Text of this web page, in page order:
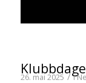
26. mai 2025 / i